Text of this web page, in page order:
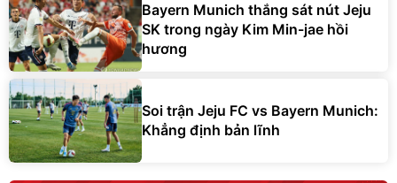
Bayern Munich thắng sát nút Jeju
SK trong ngày Kim Min-jae hồi
hương
Soi trận Jeju FC vs Bayern Munich:
Khẳng định bản lĩnh